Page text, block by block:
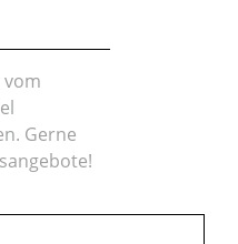
Gerne